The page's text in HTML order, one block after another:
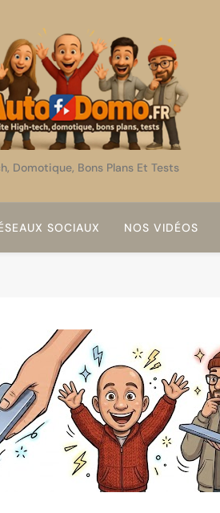
Domotique, Bons Plans Et Tests
SOCIAUX NOS VIDÉOS